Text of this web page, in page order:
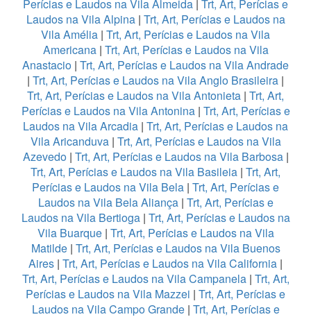
Perícias e Laudos na Vila Almeida | Trt, Art, Perícias e
Laudos na Vila Alpina | Trt, Art, Perícias e Laudos na
Vila Amélia | Trt, Art, Perícias e Laudos na Vila
Americana| Trt, Art, Perícias e Laudos na Vila
Anastacio | Trt, Art, Perícias e Laudos na Vila Andrade
| Trt, Art, Perícias e Laudos na Vila Anglo Brasileira |
Trt, Art, Perícias e Laudos na Vila Antonieta | Trt, Art,
Perícias e Laudos na Vila Antonina| Trt, Art, Perícias e
Laudos na Vila Arcadia | Trt, Art, Perícias e Laudos na
Vila Aricanduva| Trt, Art, Perícias e Laudos na Vila
Azevedo| Trt, Art, Perícias e Laudos na Vila Barbosa|
Trt, Art, Perícias e Laudos na Vila Basileia | Trt, Art,
Perícias e Laudos na Vila Bela | Trt, Art, Perícias e
Laudos na Vila Bela Aliança| Trt, Art, Perícias e
Laudos na Vila Bertioga| Trt, Art, Perícias e Laudos na
Vila Buarque| Trt, Art, Perícias e Laudos na Vila
Matilde| Trt, Art, Perícias e Laudos na Vila Buenos
Aires | Trt, Art, Perícias e Laudos na Vila California |
Trt, Art, Perícias e Laudos na Vila Campanela| Trt, Art,
Perícias e Laudos na Vila Mazzei | Trt, Art, Perícias e
Laudos na Vila Campo Grande| Trt, Art, Perícias e